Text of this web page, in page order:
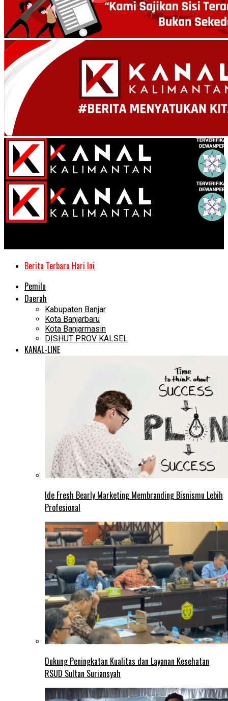
Berita Terbaru Hari Ini
Pemilu
Daerah
Kabupaten Banjar
Kota Banjarbaru
Kota Banjarmasin
DISHUT PROV KALSEL
KANAL-LINE
Ide Fresh Bearly Marketing Membranding Bisnismu Lebih
Profesional
Dukung Peningkatan Kualitas dan Layanan Kesehatan
RSUD Sultan Suriansyah